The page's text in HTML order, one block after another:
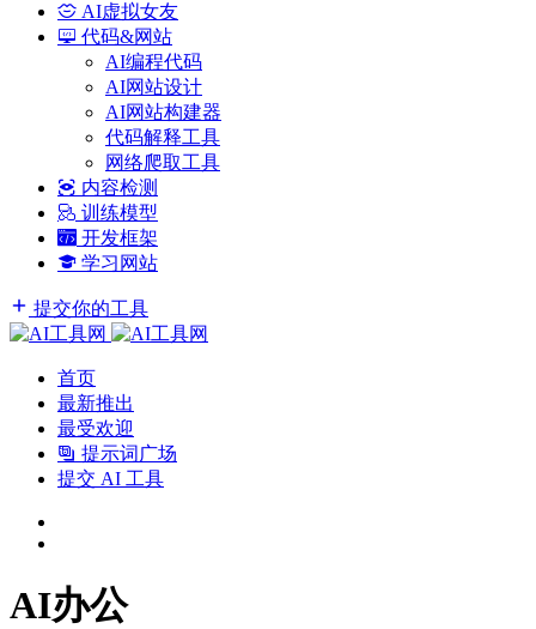
AI虚拟女友
代码&网站
AI编程代码
AI网站设计
AI网站构建器
代码解释工具
网络爬取工具
内容检测
训练模型
开发框架
学习网站
提交你的工具
首页
最新推出
最受欢迎
提示词广场
提交 AI 工具
AI办公